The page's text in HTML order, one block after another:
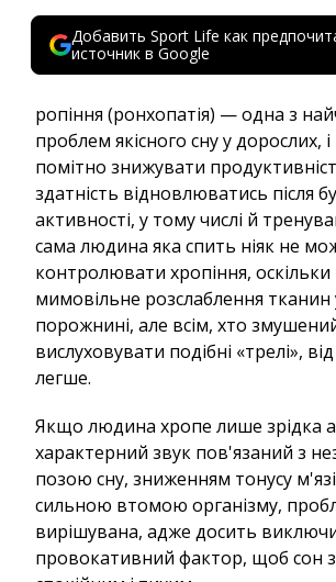
Добавить Sport Life как
источник в Google
ропіння (ронхопатія) — одна з
проблем якісного сну у дорослих,
помітно знижувати
здатність відновлюватись після
активності, у тому числі й
сама людина яка спить ніяк не
контролювати хропіння, оскільки
мимовільне розслаблення тканин
порожнині, але всім, хто
вислуховувати подібні «трелі»,
легше.
Якщо людина хропе лише зрідка
характерний звук пов'язаний з
позою сну, зниженням тонусу
сильною втомою організму,
вирішувана, адже досить
провокативний фактор, щоб сон